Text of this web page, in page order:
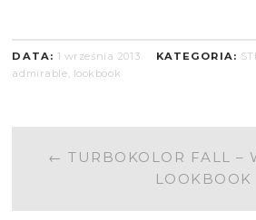
DATA: 1 września 2013 KATEGORIA:
admirable, lookbook
POST
NAVIGATION
← TURBOKOLOR FALL –
LOOKBOOK